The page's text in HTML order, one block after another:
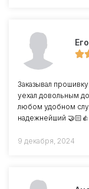
Заказывал
уехал довольным
любом удобном
надежнейший
9 декабря, 2024